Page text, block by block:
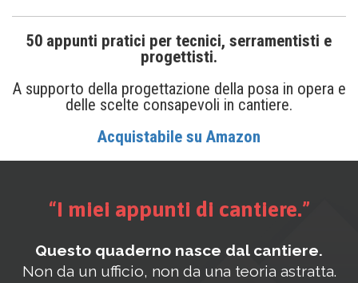
50 appunti pratici per tecnici, serramentisti e
progettisti.
A supporto della progettazione della posa in opera e
delle scelte consapevoli in cantiere.
Acquistabile su Amazon
“I miei appunti di cantiere.”
Questo quaderno nasce dal cantiere.
Non da un ufficio, non da una teoria astratta.